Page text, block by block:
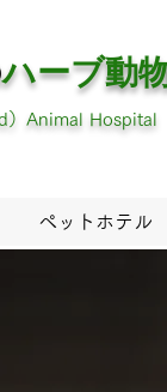
ハーブ動
）Animal Hospital
ペットホテル